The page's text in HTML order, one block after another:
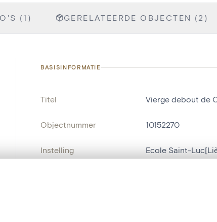
(1) GERELATEERDE OBJECTEN (2)
BASISINFORMATIE
Titel Vierge debout de
Objectnummer 10152270
Instelling Ecole Saint-